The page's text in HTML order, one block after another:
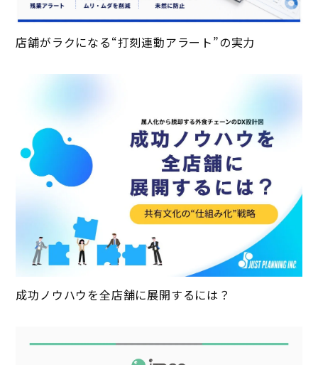
店舗がラクになる“打刻連動アラート”の実力
成功ノウハウを全店舗に展開するには？